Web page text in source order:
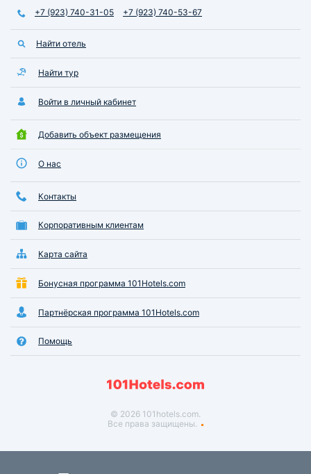
+7 (923) 740-31-05 +7 (923) 740-53-67
Найти отель
Найти тур
Войти в личный кабинет
Добавить объект размещения
О нас
Контакты
Корпоративным клиентам
Карта сайта
Бонусная программа 101Hotels.com
Партнёрская программа 101Hotels.com
Помощь
© 2026 101hotels.com.
Все права защищены.